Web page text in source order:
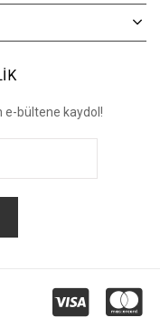
e-bültene kaydol!